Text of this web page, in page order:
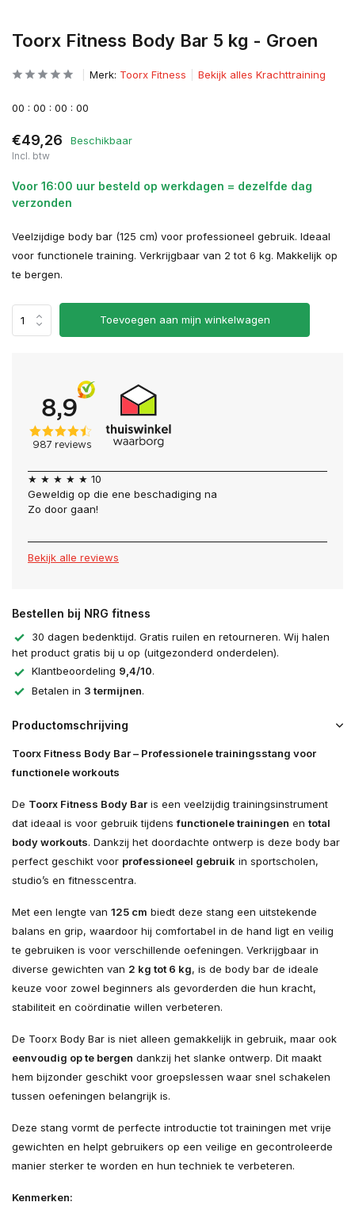
Toorx Fitness Body Bar 5 kg - Groen
Merk: Toorx Fitness Bekijk alles Krachttraining
00 : 00 : 00 : 00
€49,26 Beschikbaar
Incl. btw
Voor 16:00 uur besteld op werkdagen = dezelfde dag
verzonden
Veelzijdige body bar (125 cm) voor professioneel gebruik. Ideaal
voor functionele training. Verkrijgbaar van 2 tot 6 kg. Makkelijk op
te bergen.
Toevoegen aan mijn winkelwagen
★ ★ ★ ★ ★ 10
Geweldig op die ene beschadiging na
Zo door gaan!
Bekijk alle reviews
Bestellen bij NRG fitness
30 dagen bedenktijd. Gratis ruilen en retourneren. Wij halen
het product gratis bij u op (uitgezonderd onderdelen).
Klantbeoordeling 9,4/10.
Betalen in 3 termijnen.
Productomschrijving
Toorx Fitness Body Bar – Professionele trainingsstang voor
functionele workouts
De Toorx Fitness Body Bar is een veelzijdig trainingsinstrument
dat ideaal is voor gebruik tijdensfunctionele trainingen en total
body workouts. Dankzij het doordachte ontwerp is deze body bar
perfect geschikt voor professioneel gebruik in sportscholen,
studio’s en fitnesscentra.
Met een lengte van 125 cm biedt deze stang een uitstekende
balans en grip, waardoor hij comfortabel in de hand ligt en veilig
te gebruiken is voor verschillende oefeningen. Verkrijgbaar in
diverse gewichten van 2 kg tot 6 kg, is de body bar de ideale
keuze voor zowel beginners als gevorderden die hun kracht,
stabiliteit en coördinatie willen verbeteren.
De Toorx Body Bar is niet alleen gemakkelijk in gebruik, maar ook
eenvoudig op te bergen dankzij het slanke ontwerp. Dit maakt
hem bijzonder geschikt voor groepslessen waar snel schakelen
tussen oefeningen belangrijk is.
Deze stang vormt de perfecte introductie tot trainingen met vrije
gewichten en helpt gebruikers op een veilige en gecontroleerde
manier sterker te worden en hun techniek te verbeteren.
Kenmerken: